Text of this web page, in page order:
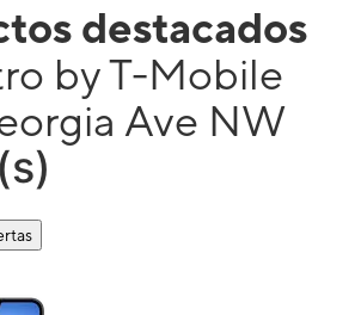
destacados
by T-Mobile
Ave NW